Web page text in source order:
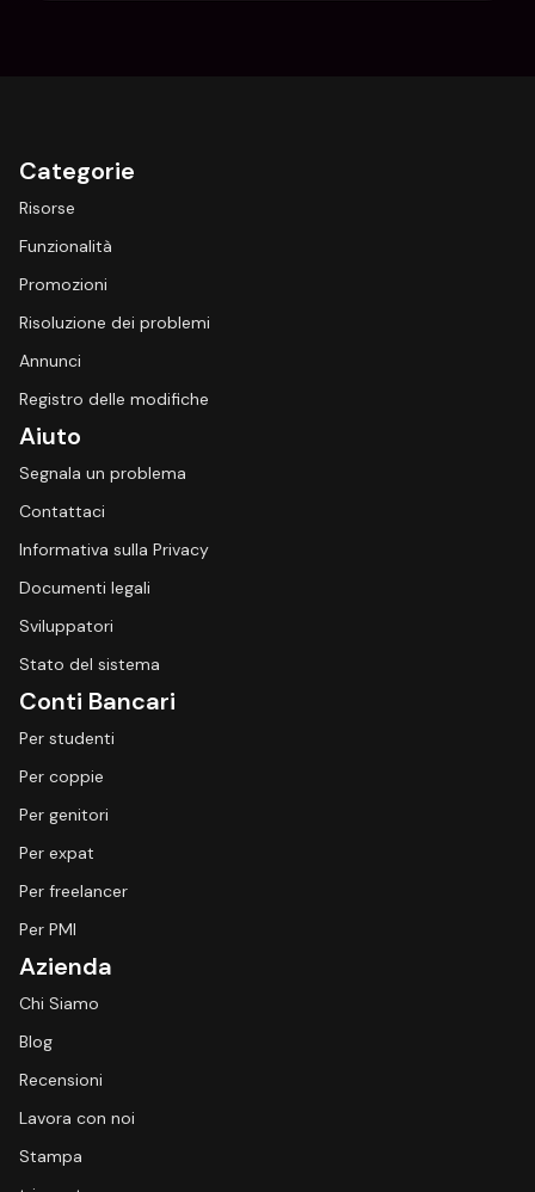
Categorie
Risorse
Funzionalità
Promozioni
Risoluzione dei problemi
Annunci
Registro delle modifiche
Aiuto
Segnala un problema
Contattaci
Informativa sulla Privacy
Documenti legali
Sviluppatori
Stato del sistema
Conti Bancari
Per studenti
Per coppie
Per genitori
Per expat
Per freelancer
Per PMI
Azienda
Chi Siamo
Blog
Recensioni
Lavora con noi
Stampa